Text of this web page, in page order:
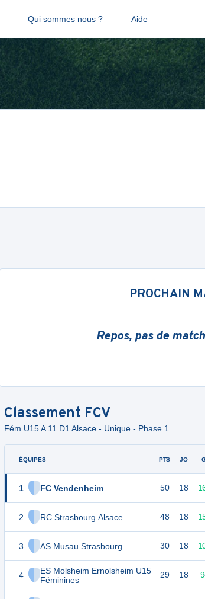
Qui sommes nous ? Aide
PROCHAIN
Repos, pas de
Classement FCV
Fém U15 A 11 D1 Alsace - Unique - Phase 1
ÉQUIPES
1 FC Vendenheim
2 RC Strasbourg Alsace
3 AS Musau Strasbourg
4
ES Molsheim Ernolsheim U15
Féminines
PTS JO
50 18
48 18
30 18
29 18 9